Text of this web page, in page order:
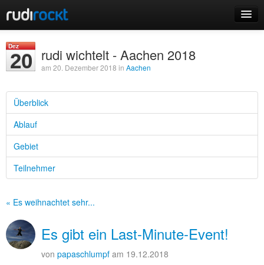
Events
Login
Registrieren
Dez
20 rudi wichtelt - Aachen 2018
am 20. Dezember 2018 in Aachen
Überblick
Ablauf
Gebiet
Teilnehmer
« Es weihnachtet sehr...
Es gibt ein Last-Minute-Event!
von papaschlumpf am 19.12.2018